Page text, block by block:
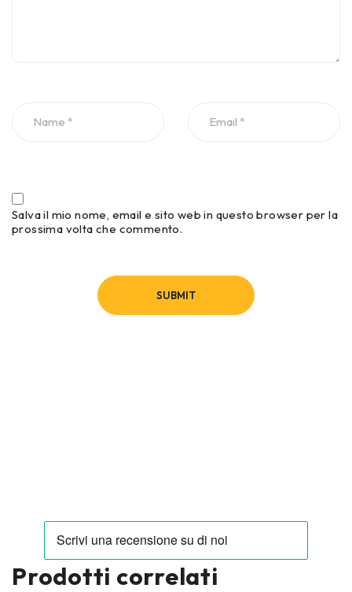
Salva il mio nome, email e sito web in questo browser per la
prossima volta che commento.
Prodotti correlati